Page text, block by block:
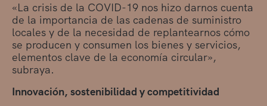
«La crisis de la COVID-19 nos hizo darnos cuenta
de la importancia de las cadenas de suministro
locales y de la necesidad de replantearnos cómo
se producen y consumen los bienes y servicios,
elementos clave de la economía circular»,
subraya.
Innovación, sostenibilidad y competitividad